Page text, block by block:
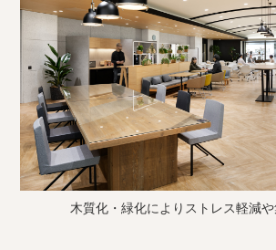
木質化・緑化によりストレス軽減